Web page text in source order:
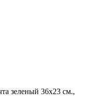
зеленый 36х23 см.,